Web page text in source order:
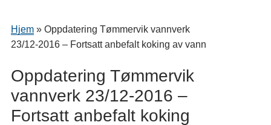
Hjem » Oppdatering Tømmervik vannverk
23/12-2016 – Fortsatt anbefalt koking av vann
Oppdatering Tømmervik
vannverk 23/12-2016 –
Fortsatt anbefalt koking